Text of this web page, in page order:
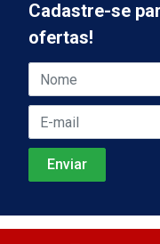
Cadastre-se
ofertas!